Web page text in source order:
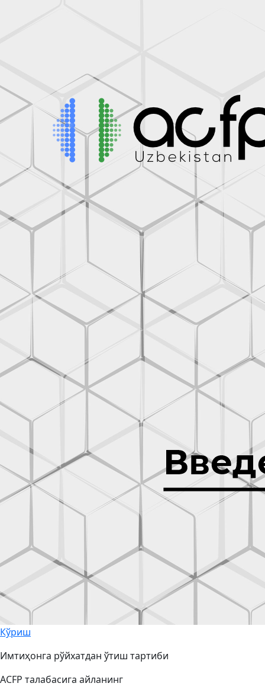
Кўриш
Имтиҳонга рўйхатдан ўтиш тартиби
ACFP талабасига айланинг